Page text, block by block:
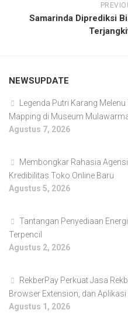
Samarinda Diprediksi
NEWSUPDATE
Legenda Putri Karang
Mapping di Museum
Agustus 7, 2026
Membongkar Rahasia
Kredibilitas Toko Online Baru
Agustus 5, 2026
Tantangan Penyediaan
Terpencil
Agustus 2, 2026
RekberPay Perkuat Jasa
Browser Extension, dan
Agustus 1, 2026